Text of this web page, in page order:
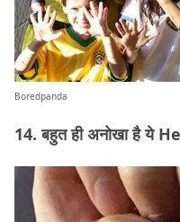
Boredpanda
14. बहुत ही अनोखा है ये